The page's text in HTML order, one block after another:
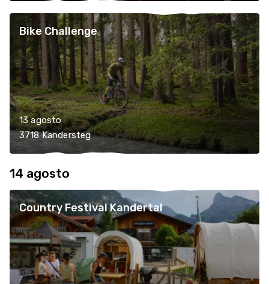
Bike Challenge
13 agosto
3718 Kandersteg
14 agosto
Country Festival Kandertal